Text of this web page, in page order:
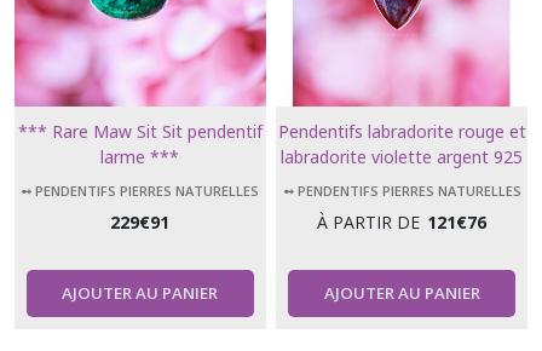
*** Rare Maw Sit Sit pendentif
larme ***
➻ PENDENTIFS PIERRES NATURELLES
229€91
AJOUTER AU PANIER
Pendentifs labradorite rouge et
labradorite violette argent 925
red flash
➻ PENDENTIFS PIERRES NATURELLES
À PARTIR DE 121€76
AJOUTER AU PANIER